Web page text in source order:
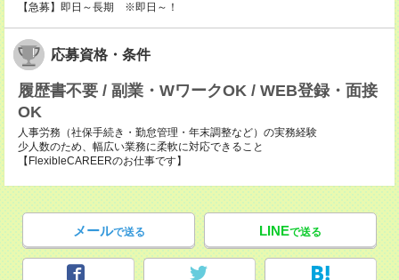
【急募】即日～長期 ※即日～！
応募資格・条件
履歴書不要 / 副業・WワークOK / WEB登録・面接
OK
人事労務（社保手続き・勤怠管理・年末調整など）の実務経験
少人数のため、幅広い業務に柔軟に対応できること
【FlexibleCAREERのお仕事です】
メールで送る LINEで送る